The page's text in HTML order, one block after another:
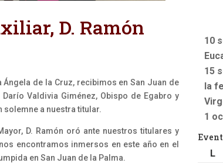
D. Ramón
de la Cruz, recibimos en San Juan de
Valdivia Giménez, Obispo de Egabro y
a nuestra titular.
D. Ramón oró ante nuestros titulares y
encontramos inmersos en este año en el
en San Juan de la Palma.
10
15
la
1
L